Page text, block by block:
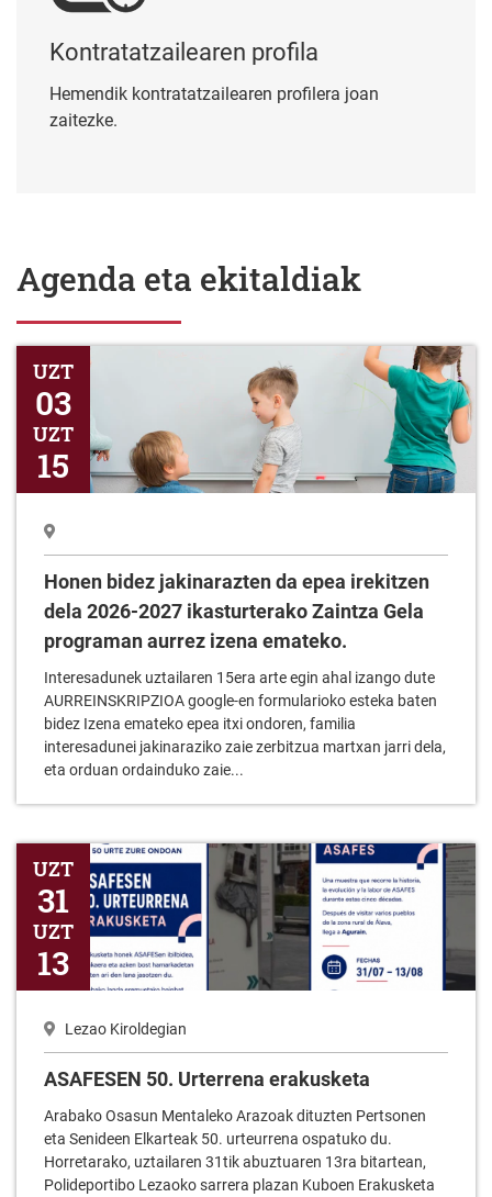
Kontratatzailearen profila
zaitezke.
Agenda eta ekitaldiak
Honen bidez jakinarazten da epea irekitzen dela 2026-2027
03
UZT
15
dela 2026-2027 ikasturterako Zaintza Gela
programan aurrez izena emateko.
AURREINSKRIPZIOA google-en formularioko esteka baten
bidez Izena emateko epea itxi ondoren, familia
interesadunei jakinaraziko zaie zerbitzua martxan jarri dela,
eta orduan ordainduko zaie...
ASAFESEN 50. Urterrena erakusketa
31
UZT
13
eta Senideen Elkarteak 50. urteurrena ospatuko du.
Horretarako, uztailaren 31tik abuztuaren 13ra bitartean,
Polideportibo Lezaoko sarrera plazan Kuboen Erakusketa
bat egongo da, non ASAFES...